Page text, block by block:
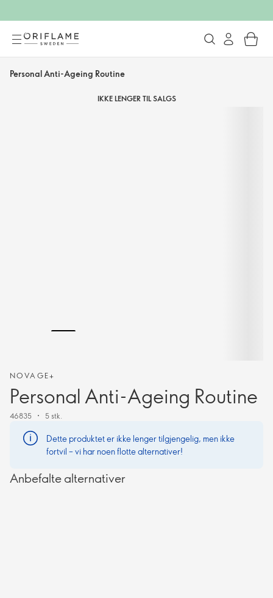
Personal Anti-Ageing Routine
IKKE LENGER TIL SALGS
NOVAGE+
Personal Anti-Ageing Routine
46835 5 stk.
Dette produktet er ikke lenger tilgjengelig, men ikke
fortvil – vi har noen flotte alternativer!
Anbefalte alternativer